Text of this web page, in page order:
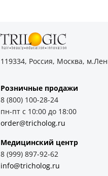
119334, Россия, Москва,
Розничные продажи
8 (800) 100-28-24
пн-пт с 10:00 до 18:00
order@tricholog.ru
Медицинский центр
8 (999) 897-92-62
info@tricholog.ru